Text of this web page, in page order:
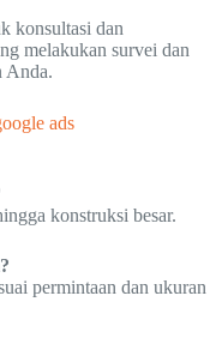
konsultasi dan
melakukan survei dan
Anda.
konstruksi besar.
permintaan dan ukuran